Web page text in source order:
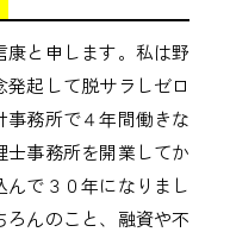
康と申します。私は野
起して脱サラしゼロ
務所で４年間働きな
事務所を開業してか
で３０年になりまし
んのこと、融資や不